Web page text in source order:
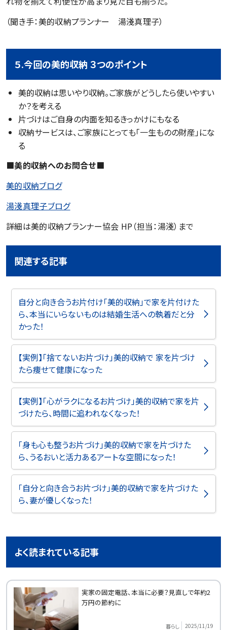
（聞き手：美的収納プランナー 湯淺真理子）
５.今回の美的収納 ３つのポイント
美的収納は思いやり収納。ご家族がどうしたら使いやすい
か？を考える
片づけはご自身の内面を知るきっかけにもなる
収納サービスは、ご家族にとっても「一生ものの財産」にな
る
■美的収納へのお問合せ■
美的収納ブログ
湯淺真理子ブログ
詳細は美的収納プランナー協会 HP（担当：湯淺）まで
関連する記事
自分と向き合うお片付け「美的収納」で家を片付けた
ら、本当にいらないものは結婚生活への執着だと分
かった！
【実例】「捨てないお片づけ」美的収納で 家を片づけ
たら痩せて健康になった
【実例】「心がラクになるお片づけ」美的収納で家を片
づけたら、時間に追われなくなった！
「身も心も整うお片づけ」美的収納で家を片づけた
ら、うるおいと活力あるアートな空間になった！
「自分と向き合うお片づけ」美的収納で家を片づけた
ら、妻が優しくなった！
よく読まれている記事
実家の固定電話、本当に必要？見直しで年約2
万円の節約に
暮らし 2025/11/19